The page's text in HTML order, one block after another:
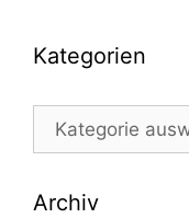
Kategorien
Kategorien
Archiv